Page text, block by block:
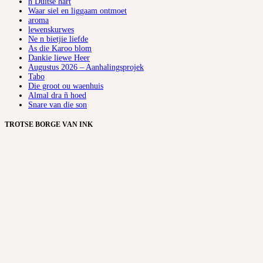
Waar siel en liggaam ontmoet
aroma
lewenskurwes
Ne n bietjie liefde
As die Karoo blom
Dankie liewe Heer
Augustus 2026 – Aanhalingsprojek
Tabo
Die groot ou waenhuis
Almal dra ñ hoed
Snare van die son
TROTSE BORGE VAN INK